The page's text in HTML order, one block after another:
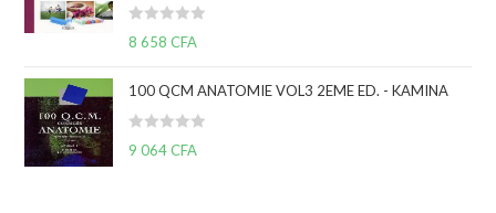
s
u
5
N
0
s
8 658CFA
100 QCM ANATOMIE VOL3 2EME ED. - KAMINA
N
9 064CFA